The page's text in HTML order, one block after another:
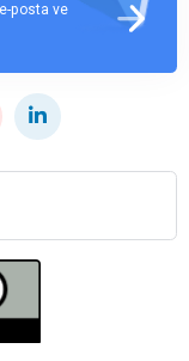
posta ve